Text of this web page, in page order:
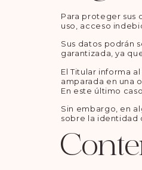
Para proteger sus
uso, acceso
Sus datos podrán
garantizada, ya
El Titular informa
amparada en una
En este último
Sin embargo, en
sobre la identidad